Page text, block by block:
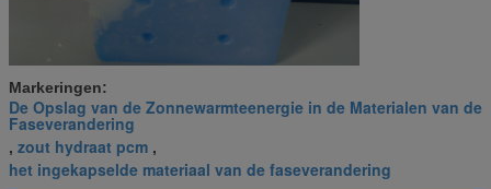
Markeringen:
De Opslag van de Zonnewarmteenergie in de Materialen van de
Faseverandering
, zout hydraat pcm ,
het ingekapselde materiaal van de faseverandering